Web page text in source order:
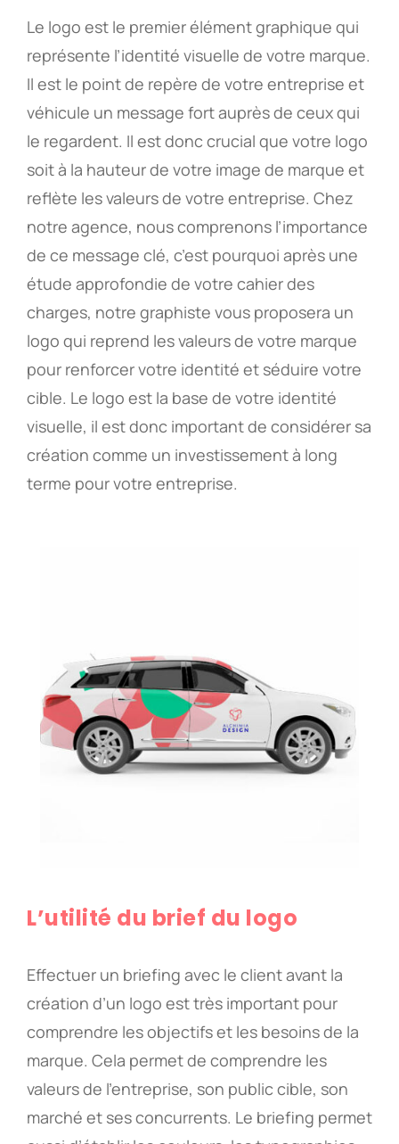
Le logo est le premier élément graphique qui
représente l’identité visuelle de votre marque.
Il est le point de repère de votre entreprise et
véhicule un message fort auprès de ceux qui
le regardent. Il est donc crucial que votre logo
soit à la hauteur de votre image de marque et
reflète les valeurs de votre entreprise. Chez
notre agence, nous comprenons l’importance
de ce message clé, c’est pourquoi après une
étude approfondie de votre cahier des
charges, notre graphiste vous proposera un
logo qui reprend les valeurs de votre marque
pour renforcer votre identité et séduire votre
cible. Le logo est la base de votre identité
visuelle, il est donc important de considérer sa
création comme un investissement à long
terme pour votre entreprise.
L’utilité du brief du logo
Effectuer un briefing avec le client avant la
création d’un logo est très important pour
comprendre les objectifs et les besoins de la
marque. Cela permet de comprendre les
valeurs de l’entreprise, son public cible, son
marché et ses concurrents. Le briefing permet